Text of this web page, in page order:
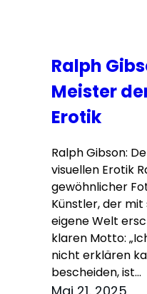
Ralph
Meister
Erotik
Ralph Gibson:
visuellen Erotik
gewöhnlicher
Künstler, der mit
eigene Welt
klaren Motto:
nicht erklären
bescheiden, ist…